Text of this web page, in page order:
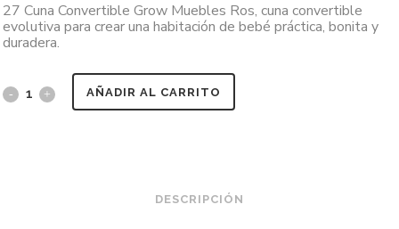
27 Cuna Convertible Grow Muebles Ros, cuna convertible
evolutiva para crear una habitación de bebé práctica, bonita y
duradera.
AÑADIR AL CARRITO
DESCRIPCIÓN